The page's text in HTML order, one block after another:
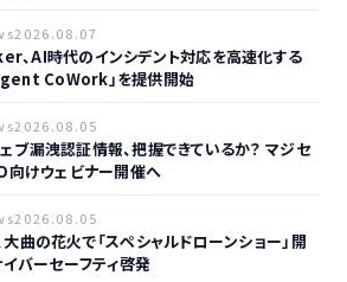
2026.08.07
、AI時代のインシデント対応を高速化する
CoWork」を提供開始
2026.08.05
ブ漏洩認証情報、把握できているか？ マジセ
向けウェビナー開催へ
2026.08.05
大曲の花火で「スペシャルドローンショー」開
バーセーフティ啓発